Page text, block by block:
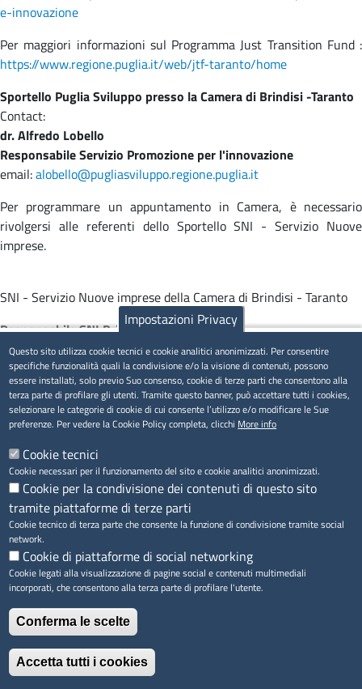
e-innovazione
Per maggiori informazioni sul Programma Just Transition Fund :
https://www.regione.puglia.it/web/jtf-taranto/home
Sportello Puglia Sviluppo presso la Camera di Brindisi -Taranto
Contact:
dr. Alfredo Lobello
Responsabile Servizio Promozione per l'innovazione
email:alobello@pugliasviluppo.regione.puglia.it
Per programmare un appuntamento in Camera, è necessario
rivolgersi alle referenti dello Sportello SNI - Servizio Nuove
imprese.
SNI - Servizio Nuove imprese della Camera di Brindisi - Taranto
Responsabile SNI Brindisi
Daniela Guido
0831/228111
daniela.guido@brta.camcom.it
Barbara Saltalamacchia
099/7783030
barbara.saltalamacchia@brta.camcom.it
Ultima modificaMer 15 Ott, 2025
Argomenti
Servizio Nuove Imprese - SNI
Formazione
Impostazioni Privacy
Questo sito utilizza cookie tecnici e cookie analitici anonimizzati. Per consentire
specifiche funzionalità quali la condivisione e/o la visione di contenuti, possono
essere installati, solo previo Suo consenso, cookie di terze parti che consentono alla
terza parte di profilare gli utenti. Tramite questo banner, può accettare tutti i cookies,
selezionare le categorie di cookie di cui consente l’utilizzo e/o modificare le Sue
preferenze. Per vedere la Cookie Policy completa, clicchi More info
Cookie tecnici
Cookie necessari per il funzionamento del sito e cookie analitici anonimizzati.
Cookie per la condivisione dei contenuti di questo sito
tramite piattaforme di terze parti
Cookie tecnico di terza parte che consente la funzione di condivisione tramite social
network.
Cookie di piattaforme di social networking
Cookie legati alla visualizzazione di pagine social e contenuti multimediali
incorporati, che consentono alla terza parte di profilare l'utente.
Conferma le scelte
Accetta tutti i cookies